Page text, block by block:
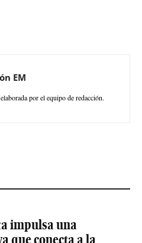
EM
por el equipo de redacción.
impulsa una
que conecta a la